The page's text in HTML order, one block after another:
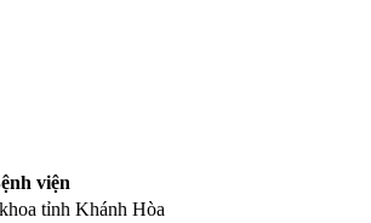
viện
tỉnh Khánh Hòa